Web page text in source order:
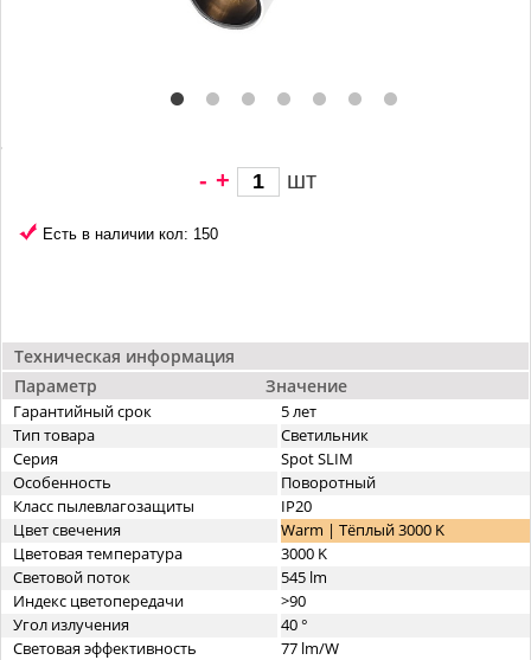
Техническая информация
Параметр
Значение
Гарантийный срок
5 лет
Тип товара
Светильник
Серия
Spot SLIM
Особенность
Поворотный
Класс пылевлагозащиты
IP20
Цвет свечения
Warm | Тёплый 3000 K
Цветовая температура
3000 K
Световой поток
545 lm
Индекс цветопередачи
>90
Угол излучения
40 °
Световая эффективность
77 lm/W
- + шт
Есть в наличии кол: 150